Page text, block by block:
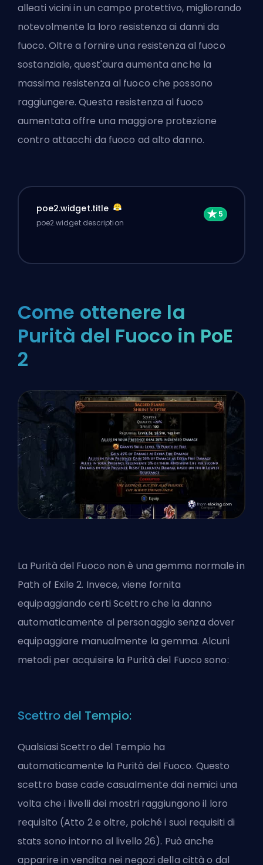
alleati vicini in un campo protettivo, migliorando
notevolmente la loro resistenza ai danni da
fuoco. Oltre a fornire una resistenza al fuoco
sostanziale, quest'aura aumenta anche la
massima resistenza al fuoco che possono
raggiungere. Questa resistenza al fuoco
aumentata offre una maggiore protezione
contro attacchi da fuoco ad alto danno.
poe2.widget.title
poe2.widget.description
Come ottenere la
Purità del Fuoco in PoE
2
La Purità del Fuoco non è una gemma normale in
Path of Exile 2. Invece, viene fornita
equipaggiando certi Scettro che la danno
automaticamente al personaggio senza dover
equipaggiare manualmente la gemma. Alcuni
metodi per acquisire la Purità del Fuoco sono:
Scettro del Tempio:
Qualsiasi Scettro del Tempio ha
automaticamente la Purità del Fuoco. Questo
scettro base cade casualmente dai nemici una
volta che i livelli dei mostri raggiungono il loro
requisito (Atto 2 e oltre, poiché i suoi requisiti di
stats sono intorno al livello 26). Può anche
apparire in vendita nei negozi della città o dal